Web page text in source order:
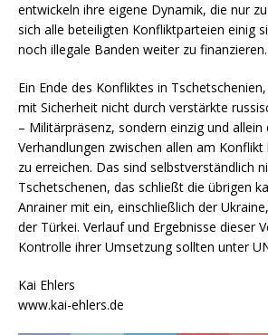
entwickeln ihre eigene Dynamik, die nur
sich alle beteiligten Konfliktparteien einig
noch illegale Banden weiter zu finanzieren.
Ein Ende des Konfliktes in
mit Sicherheit nicht durch verstärkte
– Militärpräsenz, sondern einzig und allein
Verhandlungen zwischen allen am
zu erreichen. Das sind selbstverständlich
Tschetschenen, das schließt die übrigen
Anrainer mit ein, einschließlich der
der Türkei. Verlauf und Ergebnisse dieser
Kontrolle ihrer Umsetzung sollten unter
Kai Ehlers
www.kai-ehlers.de